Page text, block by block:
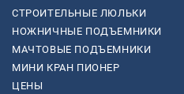
СТРОИТЕЛЬНЫЕ ЛЮЛЬКИ
НОЖНИЧНЫЕ ПОДЪЕМНИКИ
МАЧТОВЫЕ ПОДЪЕМНИКИ
МИНИ КРАН ПИОНЕР
ЦЕНЫ